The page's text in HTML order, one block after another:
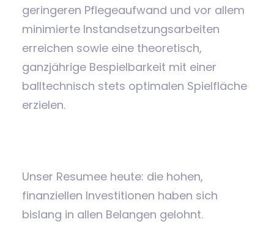
geringeren Pflegeaufwand und vor allem
minimierte Instandsetzungsarbeiten
erreichen sowie eine theoretisch,
ganzjährige Bespielbarkeit mit einer
balltechnisch stets optimalen Spielfläche
erzielen.
Unser Resumee heute: die hohen,
finanziellen Investitionen haben sich
bislang in allen Belangen gelohnt.